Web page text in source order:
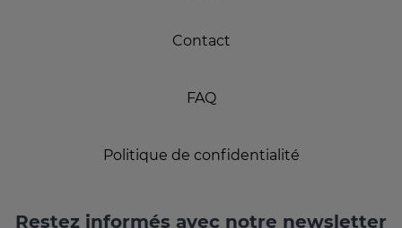
Contact
FAQ
Politique de confidentialité
Restez informés avec notre newsletter